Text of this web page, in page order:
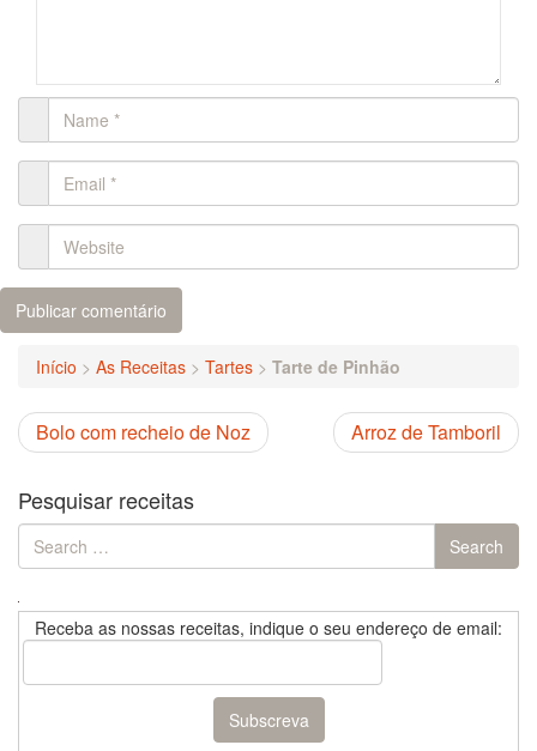
Início > As Receitas > Tartes > Tarte de Pinhão
Arroz de Tamboril
Bolo com recheio de Noz
Pesquisar receitas
Search
for:
Search
Receba as nossas receitas, indique o seu endereço de email: